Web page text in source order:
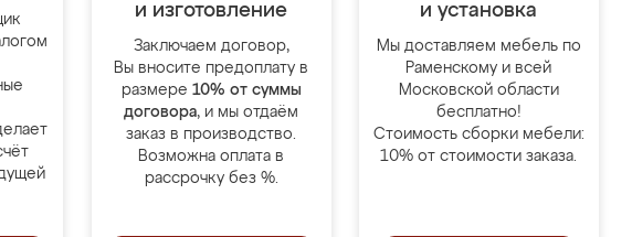
и изготовление
Заключаем договор,
Вы вносите предоплату в
размере 10% от суммы
договора, и мы отдаём
заказ в производство.
Возможна оплата в
рассрочку без %.
и установка
Мы доставляем мебель по
Раменскому и всей
Московской области
бесплатно!
Стоимость сборки мебели:
10% от стоимости заказа.